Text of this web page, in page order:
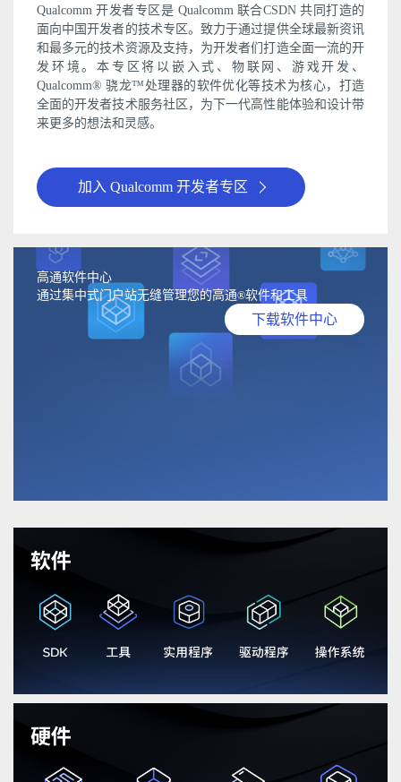
Qualcomm 开发者专区是 Qualcomm 联合CSDN 共同打造的
面向中国开发者的技术专区。致力于通过提供全球最新资讯
和最多元的技术资源及支持，为开发者们打造全面一流的开
发环境。本专区将以嵌入式、物联网、游戏开发、
Qualcomm® 骁龙™处理器的软件优化等技术为核心，打造
全面的开发者技术服务社区，为下一代高性能体验和设计带
来更多的想法和灵感。
加入 Qualcomm 开发者专区
高通软件中心
通过集中式门户站无缝管理您的高通®软件和工具
下载软件中心